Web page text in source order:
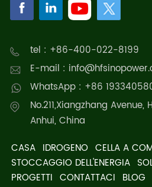
tel : +86-400-022-8199
E-mail :
WhatsApp : +86
No.211,Xiangzhang
Anhui, China
CASA IDROGENO CELLA A
STOCCAGGIO DELL'ENERGIA
PROGETTI CONTATTACI BLOG